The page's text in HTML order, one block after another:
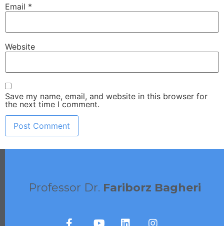
Email *
Website
Save my name, email, and website in this browser for
the next time I comment.
Professor Dr. Fariborz Bagheri